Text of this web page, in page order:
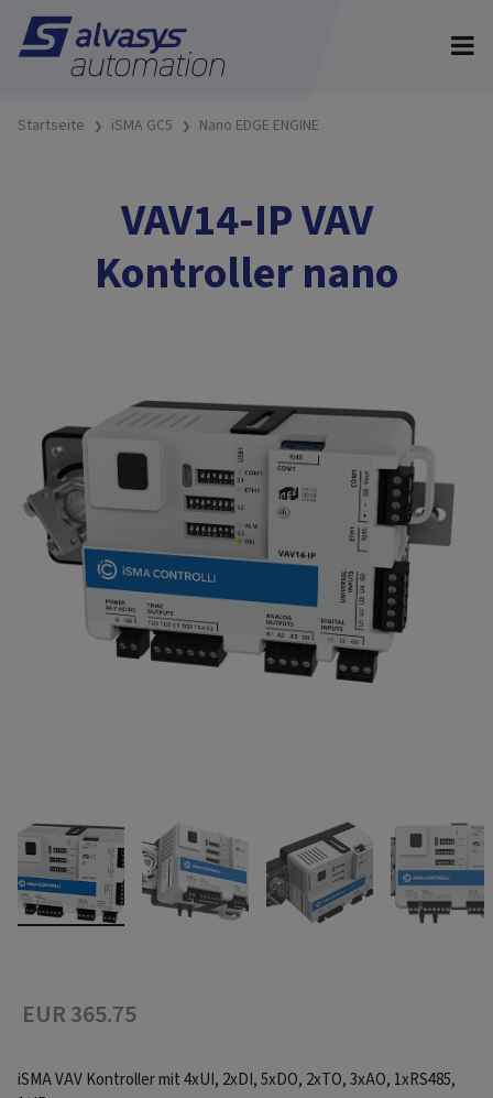
Startseite iSMA GC5 Nano EDGE ENGINE
VAV14-IP VAV
Kontroller nano
EUR 365.75
iSMA VAV Kontroller mit 4xUI, 2xDI, 5xDO, 2xTO, 3xAO, 1xRS485,